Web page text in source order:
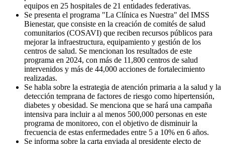
equipos en 25 hospitales de 21 entidades federativas.
Se presenta el programa "La Clínica es Nuestra" del IMSS
Bienestar, que consiste en la creación de comités de salud
comunitarios (COSAVI) que reciben recursos públicos para
mejorar la infraestructura, equipamiento y gestión de los
centros de salud. Se mencionan los resultados de este
programa en 2024, con más de 11,800 centros de salud
intervenidos y más de 44,000 acciones de fortalecimiento
realizadas.
Se habla sobre la estrategia de atención primaria a la salud y la
detección temprana de factores de riesgo como hipertensión,
diabetes y obesidad. Se menciona que se hará una campaña
intensiva para incluir a al menos 500,000 personas en este
programa de monitoreo, con el objetivo de disminuir la
frecuencia de estas enfermedades entre 5 a 10% en 6 años.
Se informa sobre la carta enviada al presidente electo de